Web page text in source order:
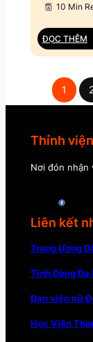
10 Min
ĐỌC THÊM
1
Thỉnh
Nơi đón nhận
Liên kết
Trung Ương
Tỉnh Dòng Đa
Đan viện nữ
Học Viện